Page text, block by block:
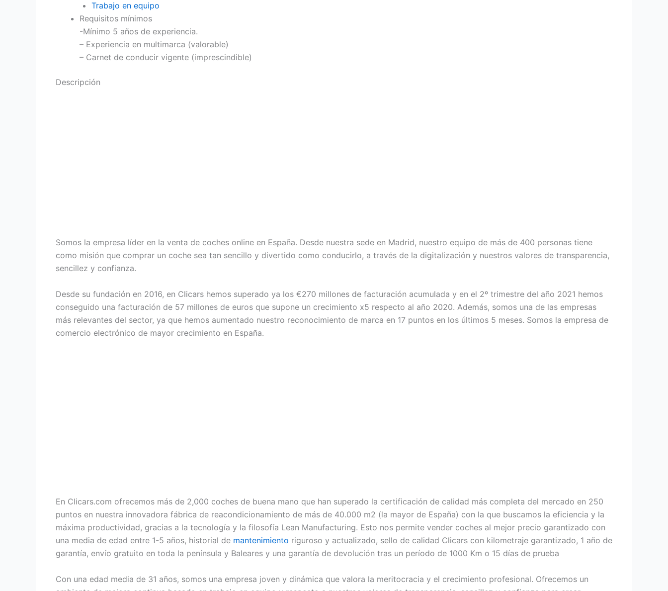
Trabajo en equipo
Requisitos mínimos
-Mínimo 5 años de experiencia.
– Experiencia en multimarca (valorable)
– Carnet de conducir vigente (imprescindible)
Descripción
Somos la empresa líder en la venta de coches online en España. Desde nuestra sede en Madrid, nuestro equipo de más de 400 personas tiene
como misión que comprar un coche sea tan sencillo y divertido como conducirlo, a través de la digitalización y nuestros valores de transparencia,
sencillez y confianza.
Desde su fundación en 2016, en Clicars hemos superado ya los €270 millones de facturación acumulada y en el 2º trimestre del año 2021 hemos
conseguido una facturación de 57 millones de euros que supone un crecimiento x5 respecto al año 2020. Además, somos una de las empresas
más relevantes del sector, ya que hemos aumentado nuestro reconocimiento de marca en 17 puntos en los últimos 5 meses. Somos la empresa de
comercio electrónico de mayor crecimiento en España.
En Clicars.com ofrecemos más de 2,000 coches de buena mano que han superado la certificación de calidad más completa del mercado en 250
puntos en nuestra innovadora fábrica de reacondicionamiento de más de 40.000 m2 (la mayor de España) con la que buscamos la eficiencia y la
máxima productividad, gracias a la tecnología y la filosofía Lean Manufacturing. Esto nos permite vender coches al mejor precio garantizado con
una media de edad entre 1-5 años, historial de mantenimiento riguroso y actualizado, sello de calidad Clicars con kilometraje garantizado, 1 año de
garantía, envío gratuito en toda la península y Baleares y una garantía de devolución tras un período de 1000 Km o 15 días de prueba
Con una edad media de 31 años, somos una empresa joven y dinámica que valora la meritocracia y el crecimiento profesional. Ofrecemos un